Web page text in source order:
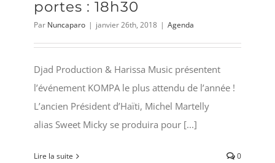
portes : 18h30
Par Nuncaparo | janvier 26th, 2018 | Agenda
Djad Production & Harissa Music présentent
l’événement KOMPA le plus attendu de l’année !
L’ancien Président d’Haïti, Michel Martelly
alias Sweet Micky se produira pour [...]
Lire la suite 0